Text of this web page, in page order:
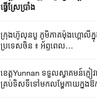
ធ្វើស្រែប្រាំង
ក្រុងហ៊ូលុនបួ ភូមិភាគម៉ុងហ្គោលីក្
ប្រទេសចិន ៖ អ័ព្ទពេល
ព្រឹកអណ្តែតលើទន្លម៉ូរីហ្គេលេ
ខេត្តYunnan ទទួលស្វាគមន៍ភ្ញៀ
គ្រប់ទិសទីទៅមកលម្ហែកាយក្នុង
វ៉ាកងធំរដូវក្តៅ